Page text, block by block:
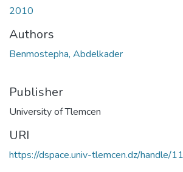
2010
Authors
Benmostepha, Abdelkader
Publisher
University of Tlemcen
URI
https://dspace.univ-tlemcen.dz/handle/